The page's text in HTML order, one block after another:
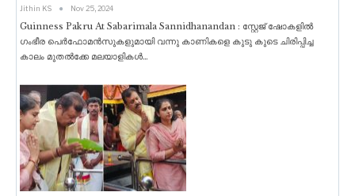
Jithin KS Nov 25, 2024
Guinness Pakru At Sabarimala Sannidhanandan : സ്റ്റേജ് ഷോകളിൽ
ഗംഭീര പെർഫോമൻസുകളുമായി വന്നു കാണികളെ കുടു കുടെ ചിരിപ്പിച്ച
കാലം മുതൽക്കേ മലയാളികൾ…